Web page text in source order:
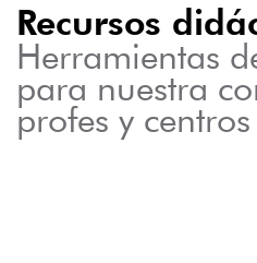
Recursos
Herramientas
para nuestra
profes y